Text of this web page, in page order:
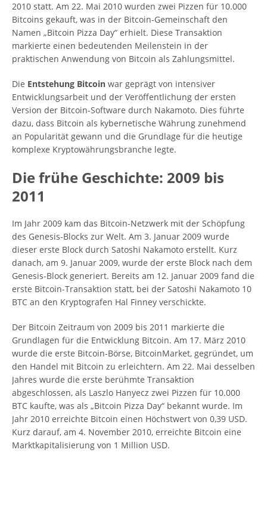
2010 statt. Am 22. Mai 2010 wurden zwei Pizzen für 10.000
Bitcoins gekauft, was in der Bitcoin-Gemeinschaft den
Namen „Bitcoin Pizza Day“ erhielt. Diese Transaktion
markierte einen bedeutenden Meilenstein in der
praktischen Anwendung von Bitcoin als Zahlungsmittel.
Die Entstehung Bitcoin war geprägt von intensiver
Entwicklungsarbeit und der Veröffentlichung der ersten
Version der Bitcoin-Software durch Nakamoto. Dies führte
dazu, dass Bitcoin als kybernetische Währung zunehmend
an Popularität gewann und die Grundlage für die heutige
komplexe Kryptowährungsbranche legte.
Die frühe Geschichte: 2009 bis
2011
Im Jahr 2009 kam das Bitcoin-Netzwerk mit der Schöpfung
des Genesis-Blocks zur Welt. Am 3. Januar 2009 wurde
dieser erste Block durch Satoshi Nakamoto erstellt. Kurz
danach, am 9. Januar 2009, wurde der erste Block nach dem
Genesis-Block generiert. Bereits am 12. Januar 2009 fand die
erste Bitcoin-Transaktion statt, bei der Satoshi Nakamoto 10
BTC an den Kryptografen Hal Finney verschickte.
Der Bitcoin Zeitraum von 2009 bis 2011 markierte die
Grundlagen für die Entwicklung Bitcoin. Am 17. März 2010
wurde die erste Bitcoin-Börse, BitcoinMarket, gegründet, um
den Handel mit Bitcoin zu erleichtern. Am 22. Mai desselben
Jahres wurde die erste berühmte Transaktion
abgeschlossen, als Laszlo Hanyecz zwei Pizzen für 10.000
BTC kaufte, was als „Bitcoin Pizza Day“ bekannt wurde. Im
Jahr 2010 erreichte Bitcoin einen Höchstwert von 0,39 USD.
Kurz darauf, am 4. November 2010, erreichte Bitcoin eine
Marktkapitalisierung von 1 Million USD.